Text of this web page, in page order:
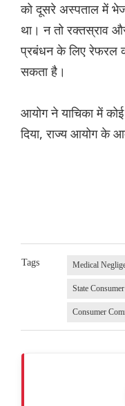
को दूसरे अस्पताल में
था। न तो रक्तस्राव
प्रबंधन के लिए रेफरल
सकता है।
आयोग ने याचिका में
दिया, राज्य आयोग के
Tags Medical
State
Consumer